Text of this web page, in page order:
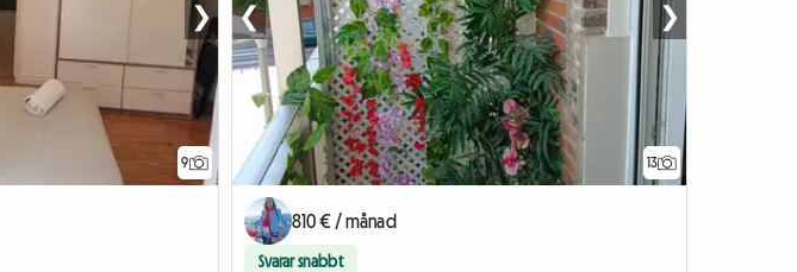
9
❯
13
❮ ❯
810 € / månad
Svarar snabbt